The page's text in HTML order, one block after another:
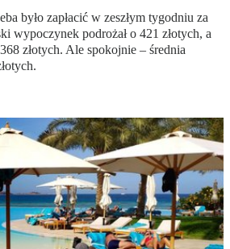
było zapłacić w zeszłym tygodniu za
wypoczynek podrożał o 421 złotych, a
złotych. Ale spokojnie – średnia